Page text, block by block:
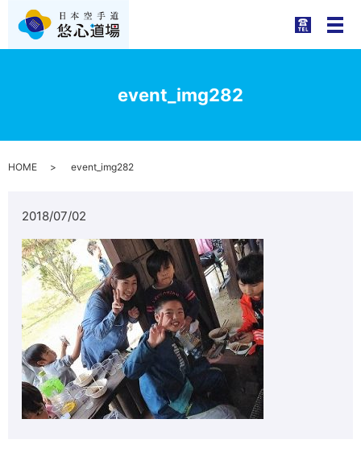
メ
event_img282
HOME event_img282
2018/07/02